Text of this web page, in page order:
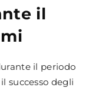
il
il periodo
successo degli